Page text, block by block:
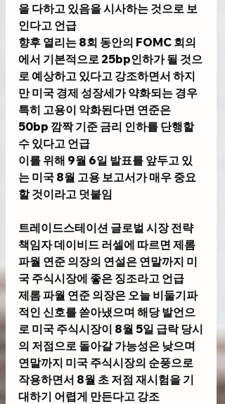
을 다하고 있음을 시사하는 것으로 보
인다고 언급
향후 열리는 8회 동안의 FOMC 회의
에서 기본적으로 25bp인하가 될 것으
로 예상하고 있다고 강조하면서 하지
만 미국 경제 성장세가 약화되는 경우
특히 고용이 악화된다면 연준은
50bp 깜짝 기준 금리 인하를 단행할
수 있다고 언급
이를 위해 9월 6일 발표를 앞두고 있
는 미국 8월 고용 보고서가 매우 중요
할 것이라고 덧붙임
트레이드스테이션 글로벌 시장 전략
책임자 데이비드 러셀에 따르면 제롬
파월 연준 의장의 연설은 연말까지 미
국 주식시장에 좋은 징조라고 언급
제롬 파월 연준 의장은 오늘 비둘기파
적인 신호를 쏟아냈으며 해당 발언으
로 미국 주식시장이 8월 5일 급락 당시
의 저점으로 돌아갈 가능성은 낮으며
연말까지 미국 주식시장의 순풍으로
작용하면서 8월 초 저점 재시험을 기
대하기 어렵게 만든다고 강조